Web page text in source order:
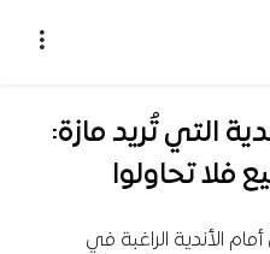
التي تُريد مازة:
فلا تحاولوا
الأندية الراغبة في